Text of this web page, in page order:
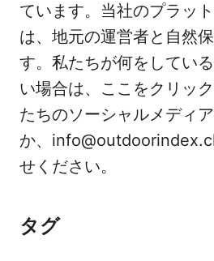
ています。当社のプラッ
は、地元の運営者と自然
す。私たちが何をしてい
い場合は、ここをクリッ
たちのソーシャルメディ
か、
せください。
タグ